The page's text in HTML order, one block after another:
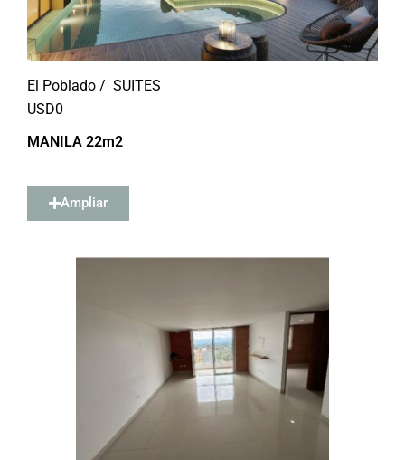
El Poblado / SUITES
USD0
MANILA 22m2
Ampliar